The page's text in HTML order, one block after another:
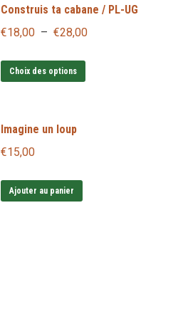
Construis ta cabane / PL-UG
€18,00 – €28,00Plage
Choix des options
Imagine un loup
€15,00
Ajouter au panier